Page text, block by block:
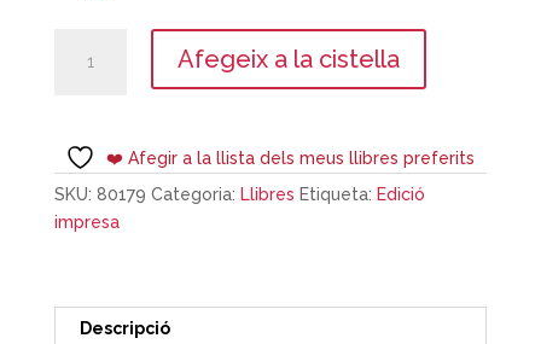
per
aprendre
tota
Afegeix a la cistella
❤️ Afegir a la llista dels meus llibres preferits
SKU: 80179 Categoria: Llibres Etiqueta: Edició
impresa
Descripció